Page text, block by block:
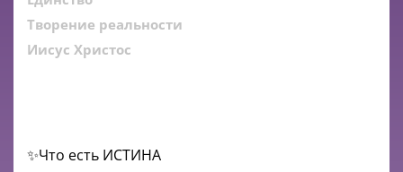
Творение реальности
Иисус Христос
✨Что есть ИСТИНА